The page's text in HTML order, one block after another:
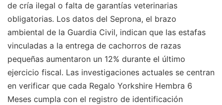
de cría ilegal o falta de garantías veterinarias
obligatorias. Los datos del Seprona, el brazo
ambiental de la Guardia Civil, indican que las estafas
vinculadas a la entrega de cachorros de razas
pequeñas aumentaron un 12% durante el último
ejercicio fiscal. Las investigaciones actuales se centran
en verificar que cada Regalo Yorkshire Hembra 6
Meses cumpla con el registro de identificación